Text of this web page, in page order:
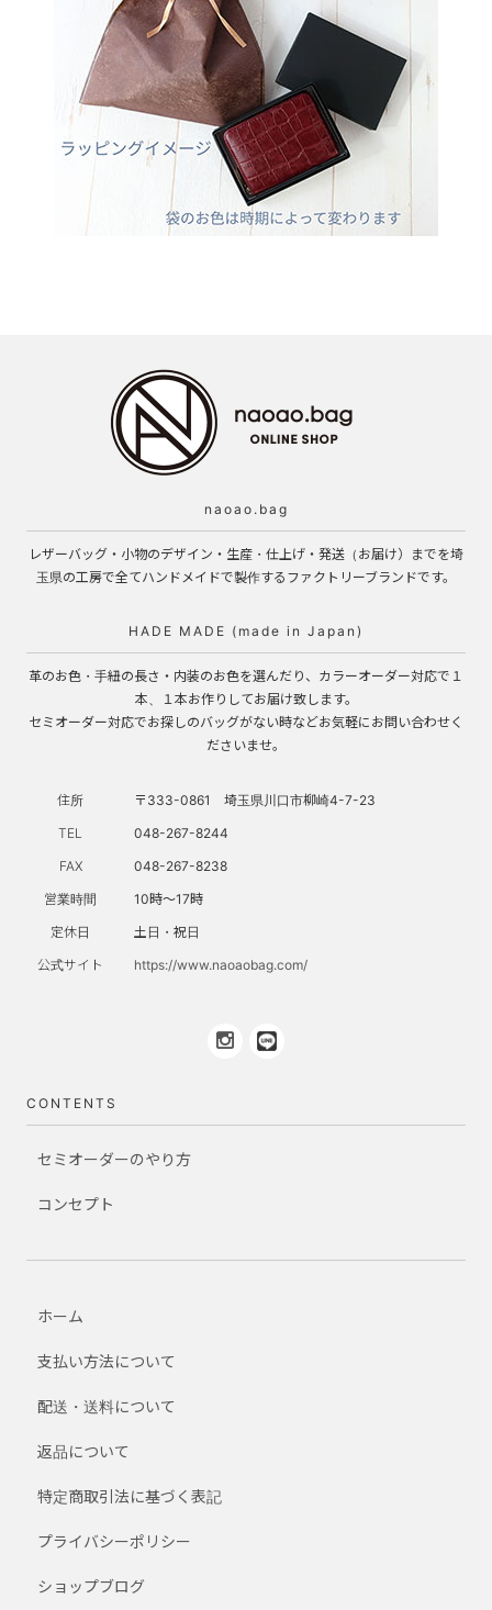
naoao.bag
レザーバッグ・小物のデザイン・生産・仕上げ・発送（お届け）までを埼
玉県の工房で全てハンドメイドで製作するファクトリーブランドです。
HADE MADE (made in Japan)
革のお色・手紐の長さ・内装のお色を選んだり、カラーオーダー対応で１
本、１本お作りしてお届け致します。
セミオーダー対応でお探しのバッグがない時などお気軽にお問い合わせく
ださいませ。
住所
〒333-0861 埼玉県川口市柳崎4-7-23
TEL
048-267-8244
FAX
048-267-8238
営業時間
10時～17時
定休日
土日・祝日
公式サイト
https://www.naoaobag.com/
CONTENTS
セミオーダーのやり方
コンセプト
ホーム
支払い方法について
配送・送料について
返品について
特定商取引法に基づく表記
プライバシーポリシー
ショップブログ